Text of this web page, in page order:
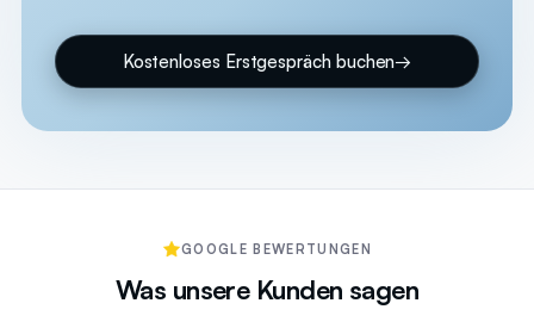
Kostenloses Erstgespräch buchen→
GOOGLE BEWERTUNGEN
Was unsere Kunden sagen